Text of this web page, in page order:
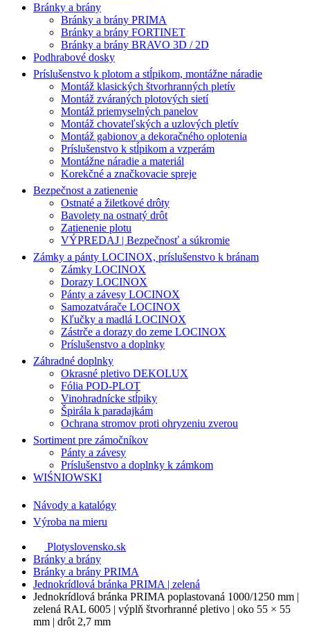
Bránky a brány
Bránky a brány PRIMA
Bránky a brány FORTINET
Bránky a brány BRAVO 3D / 2D
Podhrabové dosky
Príslušenstvo k plotom a stĺpikom, montážne náradie
Montáž klasických štvorhranných pletív
Montáž zváraných plotových sietí
Montáž priemyselných panelov
Montáž chovateľských a uzlových pletív
Montáž gabionov a dekoračného oplotenia
Príslušenstvo k stĺpikom a vzperám
Montážne náradie a materiál
Korekčné a značkovacie spreje
Bezpečnost a zatienenie
Ostnaté a žiletkové drôty
Bavolety na ostnatý drôt
Zatienenie plotu
VÝPREDAJ | Bezpečnosť a súkromie
Zámky a pánty LOCINOX, príslušenstvo k bránam
Zámky LOCINOX
Dorazy LOCINOX
Pánty a závesy LOCINOX
Samozatvárače LOCINOX
Kľučky a madlá LOCINOX
Zástrče a dorazy do zeme LOCINOX
Príslušenstvo a doplnky
Záhradné doplnky
Okrasné pletivo DEKOLUX
Fólia POD-PLOT
Vinohradnícke stĺpiky
Špirála k paradajkám
Ochrana stromov proti ohryzeniu zverou
Sortiment pre zámočníkov
Pánty a závesy
Príslušenstvo a doplnky k zámkom
WIŚNIOWSKI
Návody a katalógy
Výroba na mieru
Plotyslovensko.sk
Bránky a brány
Bránky a brány PRIMA
Jednokrídlová bránka PRIMA | zelená
Jednokrídlová bránka PRIMA poplastovaná 1000/1250 mm |
zelená RAL 6005 | výplň štvorhranné pletivo | oko 55 × 55
mm | drôt 2,7 mm